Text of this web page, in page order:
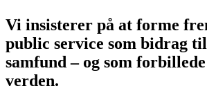
Vi insisterer på at forme
public service som bidrag
samfund – og som
verden.